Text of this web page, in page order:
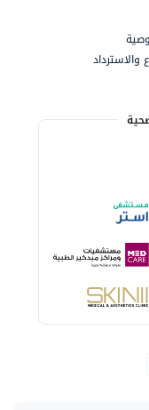
والاسترداد